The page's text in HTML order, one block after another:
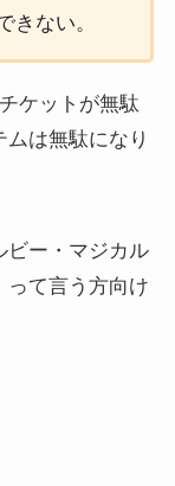
きない。
ケットが無駄
は無駄になり
ビー・マジカル
って言う方向け